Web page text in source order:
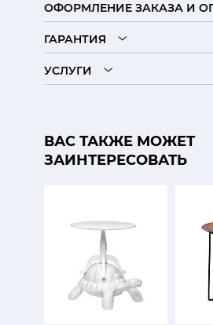
ОФОРМЛЕНИЕ ЗАКАЗА И
ГАРАНТИЯ
УСЛУГИ
ВАС ТАКЖЕ МОЖЕТ
ЗАИНТЕРЕСОВАТЬ